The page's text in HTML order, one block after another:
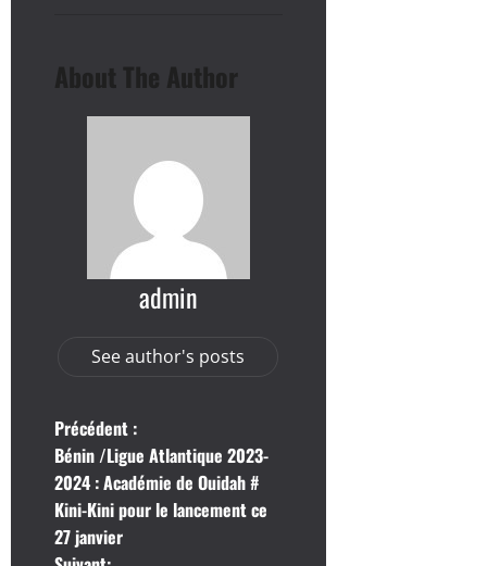
About The Author
admin
See author's posts
N
a
v
Précédent :
Bénin /Ligue Atlantique 2023-
2024 : Académie de Ouidah #
Kini-Kini pour le lancement ce
27 janvier